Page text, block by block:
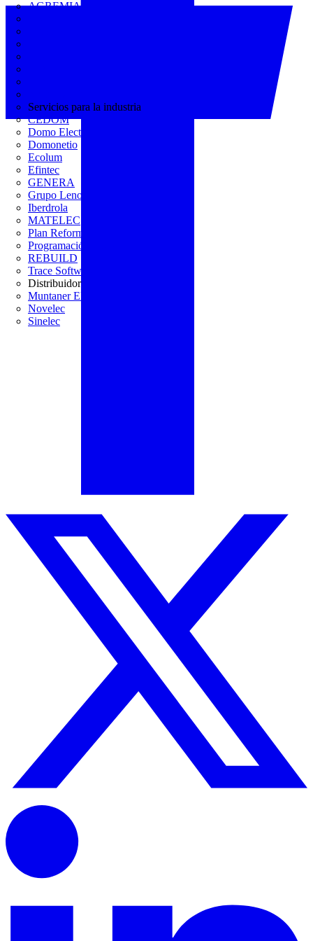
AGREMIA
Servicios para la industria
CEDOM
Domo Electra
Domonetio
Ecolum
Efintec
GENERA
Grupo Lenor
Iberdrola
MATELEC
Plan Reforma
Programación Integral
REBUILD
Trace Software
Distribuidor
Muntaner Electro
Novelec
Sinelec